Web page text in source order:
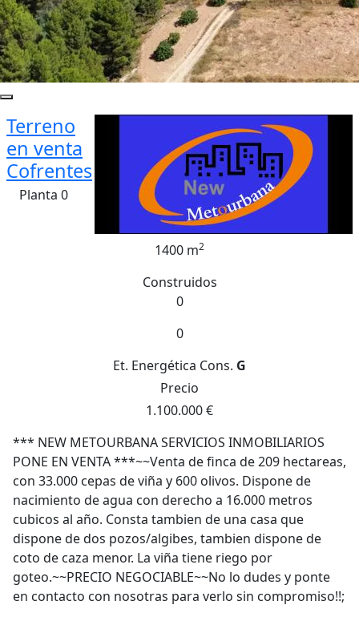
Terreno
en venta
Cofrentes
Planta 0
1400 m2
Construidos
0
0
Et. Energética Cons. G
Precio
1.100.000 €
*** NEW METOURBANA SERVICIOS INMOBILIARIOS
PONE EN VENTA ***~~Venta de finca de 209 hectareas,
con 33.000 cepas de viña y 600 olivos. Dispone de
nacimiento de agua con derecho a 16.000 metros
cubicos al año. Consta tambien de una casa que
dispone de dos pozos/algibes, tambien dispone de
coto de caza menor. La viña tiene riego por
goteo.~~PRECIO NEGOCIABLE~~No lo dudes y ponte
en contacto con nosotras para verlo sin compromiso!!;